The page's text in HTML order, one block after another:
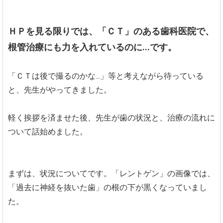
ＨＰを見る限りでは、「ＣＴ」のある歯科医院で、
根管治療にも力を入れているのに...です。
「ＣＴは後で撮るのかな...」等と考えながら待っている
と、先生がやってきました。
軽く挨拶を済ませた後、先生が歯の状況と、治療の流れに
ついて話始めました。
まずは、状況についてです。「レントゲン」の画像では、
「過去に神経を抜いた歯」の根の下が黒くなっていまし
た。